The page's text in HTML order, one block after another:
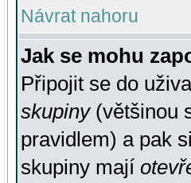
Návrat nahoru
Jak se mohu
Připojit se do
skupiny(většinou
pravidlem) a pak
skupiny mají